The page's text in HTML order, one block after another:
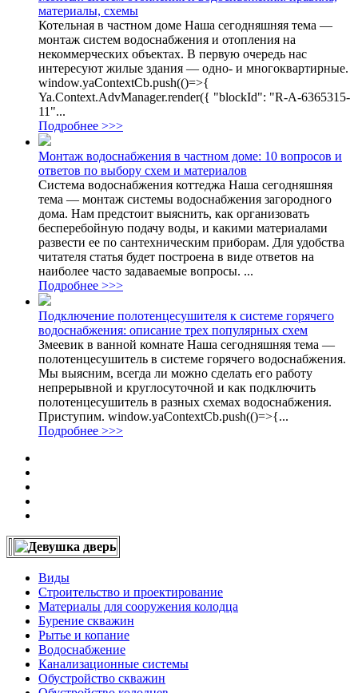
материалы, схемы
Котельная в частном доме Наша сегодняшняя тема —
монтаж систем водоснабжения и отопления на
некоммерческих объектах. В первую очередь нас
интересуют жилые здания — одно- и многоквартирные.
window.yaContextCb.push(()=>{
Ya.Context.AdvManager.render({ "blockId": "R-A-6365315-
11"...
Подробнее >>>
Монтаж водоснабжения в частном доме: 10 вопросов и
ответов по выбору схем и материалов
Система водоснабжения коттеджа Наша сегодняшняя
тема — монтаж системы водоснабжения загородного
дома. Нам предстоит выяснить, как организовать
бесперебойную подачу воды, и какими материалами
развести ее по сантехническим приборам. Для удобства
читателя статья будет построена в виде ответов на
наиболее часто задаваемые вопросы. ...
Подробнее >>>
Подключение полотенцесушителя к системе горячего
водоснабжения: описание трех популярных схем
Змеевик в ванной комнате Наша сегодняшняя тема —
полотенцесушитель в системе горячего водоснабжения.
Мы выясним, всегда ли можно сделать его работу
непрерывной и круглосуточной и как подключить
полотенцесушитель в разных схемах водoснабжения.
Приступим. window.yaContextCb.push(()=>{...
Подробнее >>>
Виды
Строительство и проектирование
Материалы для сооружения колодца
Бурение скважин
Рытье и копание
Водоснабжение
Канализационные системы
Обустройство скважин